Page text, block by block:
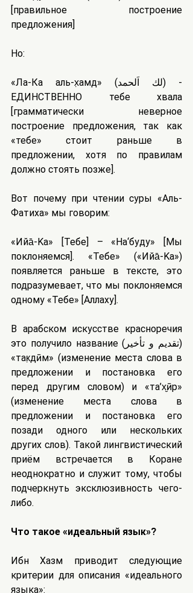
[правильное построение
предложения]
Но:
«Ла-Ка аль-х̣амд» (لك اَلحمد) -
ЕДИНСТВЕННО тебе хвала
[грамматически неверное
построение предложения, так как
«тебе» стоит раньше в
предложении, хотя по правилам
должно стоять позже].
Вот почему при чтении суры «Аль-
Фатиха» мы говорим:
«Ийа̄-Ka» [Тебе] – «На‘буду» [Мы
поклоняемся]. «Тебе» («Ийа̄-Ka»)
появляется раньше в тексте, это
подразумевает, что мы поклоняемся
одному «Тебе» [Аллаху].
В арабском искусстве красноречия
это получило название (تقديم و تأخير)
«так̣дӣм» (изменение места слова в
предложении и постановка его
перед другим словом) и «та’х̮ӣр»
(изменение места слова в
предложении и постановка его
позади одного или нескольких
других слов). Такой лингвистический
приём встречается в Коране
неоднократно и служит тому, чтобы
подчеркнуть эксклюзивность чего-
либо.
Что такое «идеальный язык»?
Ибн Хазм приводит следующие
критерии для описания «идеального
языка»: